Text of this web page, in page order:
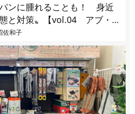
ンに腫れることも！ 身近
と対策〟【vol.04 アブ・ブ
佐和子